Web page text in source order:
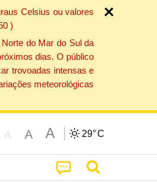
Celsius ou valores
)
do Mar do Sul da
dias. O público
trovoadas intensas e
meteorológicas
A A A 29°C